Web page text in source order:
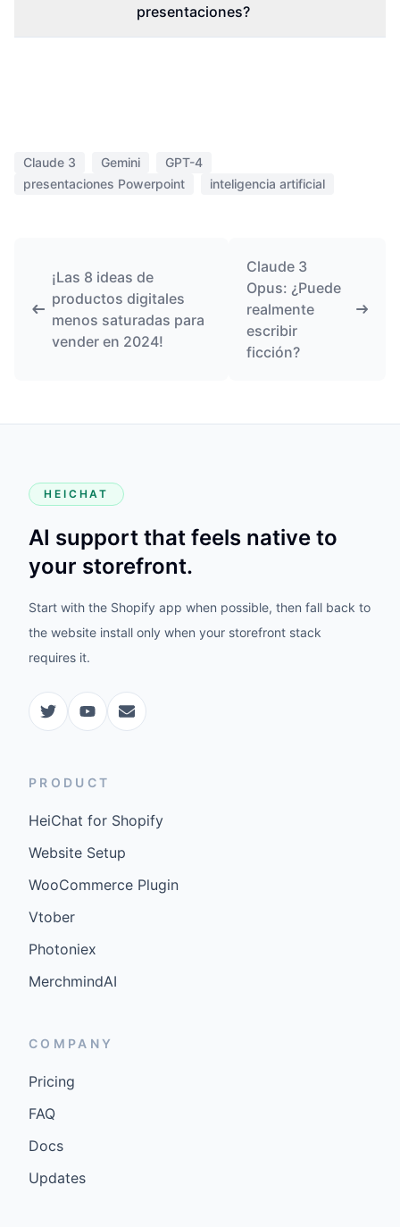
presentaciones?
Claude 3 Gemini
GPT-4
presentaciones Powerpoint
inteligencia artificial
¡Las 8 ideas de
productos digitales
menos saturadas para
vender en 2024!
Claude 3
Opus: ¿Puede
realmente
escribir
ficción?
HEICHAT
AI support that feels native to
your storefront.
Start with the Shopify app when possible, then fall back to
the website install only when your storefront stack
requires it.
PRODUCT
HeiChat for Shopify
Website Setup
WooCommerce Plugin
Vtober
Photoniex
MerchmindAI
COMPANY
Pricing
FAQ
Docs
Updates